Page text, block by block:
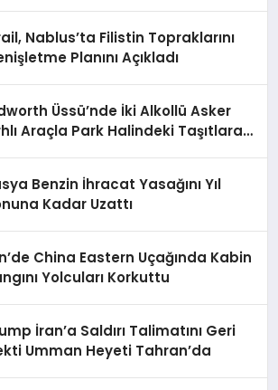
Nablus’ta Filistin Topraklarını
Planını Açıkladı
Üssü’nde İki Alkollü Asker
Araçla Park Halindeki Taşıtlara
Benzin İhracat Yasağını Yıl
Kadar Uzattı
China Eastern Uçağında Kabin
Yolcuları Korkuttu
İran’a Saldırı Talimatını Geri
Umman Heyeti Tahran’da